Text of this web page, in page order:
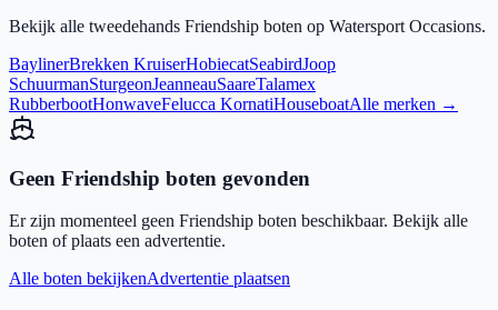
Bekijk alle tweedehands Friendship boten op Watersport Occasions.
BaylinerBrekken KruiserHobiecatSeabirdJoop
SchuurmanSturgeonJeanneauSaareTalamex
RubberbootHonwaveFelucca KornatiHouseboatAlle merken →
Geen Friendship boten gevonden
Er zijn momenteel geen Friendship boten beschikbaar. Bekijk alle
boten of plaats een advertentie.
Alle boten bekijkenAdvertentie plaatsen